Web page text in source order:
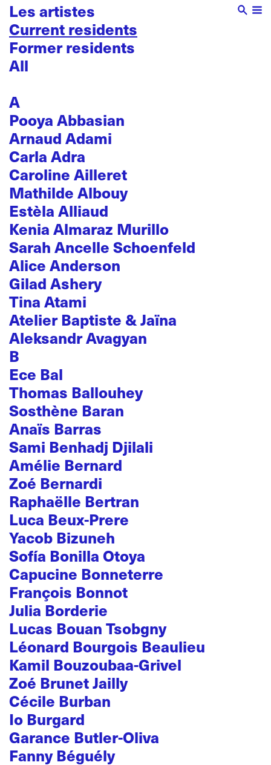
Les artistes
Current residents
Former residents
All
A
Pooya Abbasian
Arnaud Adami
Carla Adra
Caroline Ailleret
Mathilde Albouy
Estèla Alliaud
Kenia Almaraz Murillo
Sarah Ancelle Schoenfeld
Alice Anderson
Gilad Ashery
Tina Atami
Atelier Baptiste & Jaïna
Aleksandr Avagyan
B
Ece Bal
Thomas Ballouhey
Sosthène Baran
Anaïs Barras
Sami Benhadj Djilali
Amélie Bernard
Zoé Bernardi
Raphaëlle Bertran
Luca Beux-Prere
Yacob Bizuneh
Sofía Bonilla Otoya
Capucine Bonneterre
François Bonnot
Julia Borderie
Lucas Bouan Tsobgny
Léonard Bourgois Beaulieu
Kamil Bouzoubaa-Grivel
Zoé Brunet Jailly
Cécile Burban
Io Burgard
Garance Butler-Oliva
Fanny Béguély